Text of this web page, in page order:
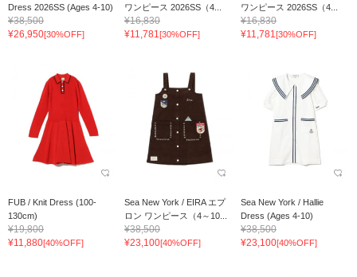
Dress 2026SS (Ages 4-10)
¥38,500
¥26,950[30%OFF]
ワンピース 2026SS（4...
¥16,830
¥11,781 [30%OFF]
ワンピース 2026SS（4...
¥16,830
¥11,781 [30%OFF]
FUB / Knit Dress (100-
130cm)
¥19,800
¥11,880[40%OFF]
Sea New York / EIRA エプ
ロン ワンピース（4～10...
¥38,500
¥23,100[40%OFF]
Sea New York / Hallie
Dress (Ages 4-10)
¥38,500
¥23,100[40%OFF]